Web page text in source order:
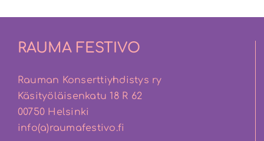
RAUMA FESTIVO
Rauman Konserttiyhdistys ry
Käsityöläisenkatu 18 R 62
00750 Helsinki
info(a)raumafestivo.fi